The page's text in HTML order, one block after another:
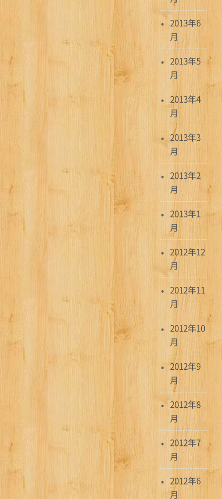
2013年6
月
2013年5
月
2013年4
月
2013年3
月
2013年2
月
2013年1
月
2012年12
月
2012年11
月
2012年10
月
2012年9
月
2012年8
月
2012年7
月
2012年6
月